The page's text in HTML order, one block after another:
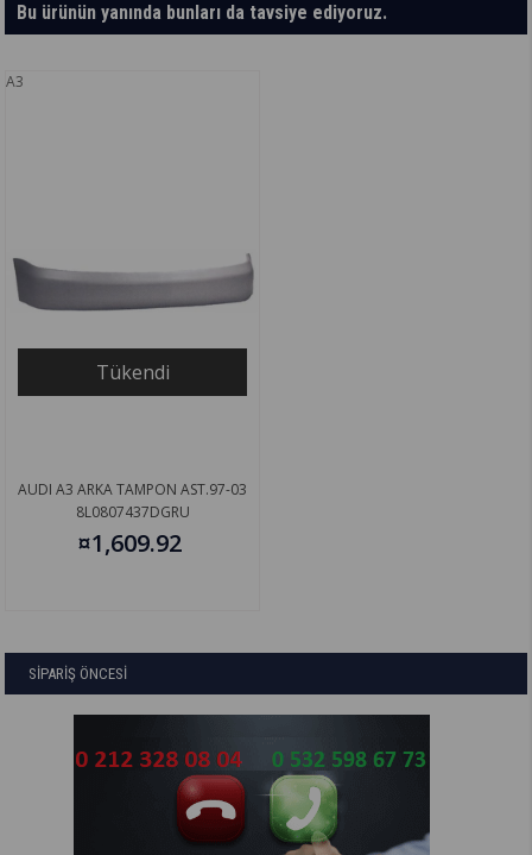
Bu ürünün yanında bunları da tavsiye ediyoruz.
A3
Tükendi
AUDI A3 ARKA TAMPON AST.97-03
8L0807437DGRU
¤1,609.92
SİPARİŞ ÖNCESİ